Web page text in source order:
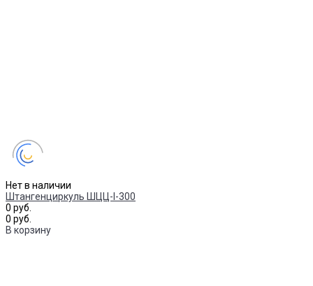
Нет в наличии
Штангенциркуль ШЦЦ-I-300
0 руб.
0 руб.
В корзину